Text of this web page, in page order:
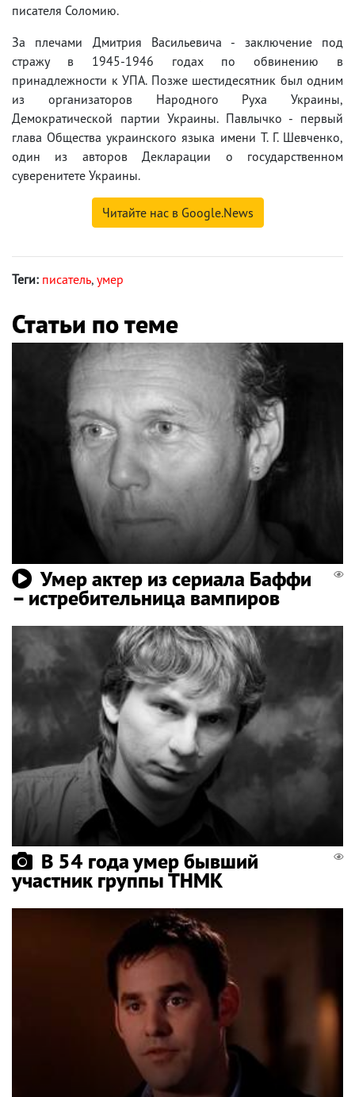
писателя Соломию.
За плечами Дмитрия Васильевича - заключение под
стражу в 1945-1946 годах по обвинению в
принадлежности к УПА. Позже шестидесятник был одним
из организаторов Народного Руха Украины,
Демократической партии Украины. Павлычко - первый
глава Общества украинского языка имени Т. Г. Шевченко,
один из авторов Декларации о государственном
суверенитете Украины.
Читайте нас в Google.News
Теги: писатель, умер
Статьи по теме
Умер актер из сериала Баффи
– истребительница вампиров
В 54 года умер бывший
участник группы ТНМК